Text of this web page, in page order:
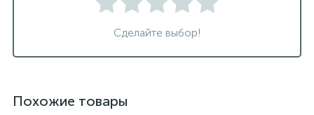
Сделайте выбор!
Похожие товары